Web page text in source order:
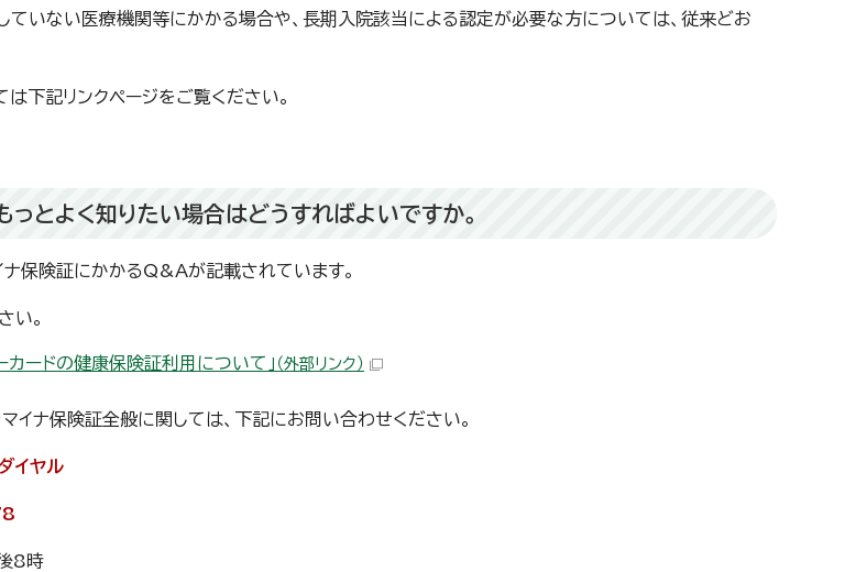
ていない医療機関等にかかる場合や、長期入院該当による認定が必要な方については、従来どお
下記リンクページをご覧ください。
っとよく知りたい場合はどうすればよいですか。
保険証にかかるQ&Aが記載されています。
い。
カードの健康保険証利用について」 （外部リンク）
イナ保険証全般に関しては、下記にお問い合わせください。
イヤル
8時